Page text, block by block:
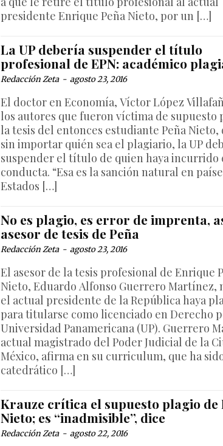
presidente Enrique Peña Nieto, por un […]
La UP debería suspender el título
profesional de EPN: académico
Redacción Zeta - agosto 23, 2016
El doctor en Economía, Víctor López
los autores que fueron víctima de supuesto
la tesis del entonces estudiante Peña Nieto,
sin importar quién sea el plagiario, la UP
suspender el título de quien haya incurrido
conducta. “Esa es la sanción natural en
Estados […]
No es plagio, es error de imprenta,
asesor de tesis de Peña
Redacción Zeta - agosto 23, 2016
El asesor de la tesis profesional de Enrique
Nieto, Eduardo Alfonso Guerrero Martínez,
el actual presidente de la República haya
para titularse como licenciado en Derecho
Universidad Panamericana (UP). Guerrero
actual magistrado del Poder Judicial de la
México, afirma en su curriculum, que ha
catedrático […]
Krauze crítica el supuesto plagio de
Nieto; es “inadmisible”, dice
Redacción Zeta - agosto 22, 2016